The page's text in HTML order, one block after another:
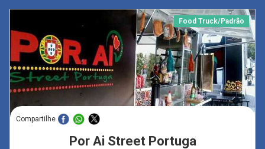
Food Truck/Padrão
Compartilhe
Por Ai Street Portuga